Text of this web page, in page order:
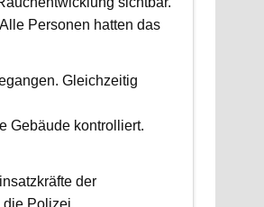
Personen hatten das
Gleichzeitig
Gebäude kontrolliert.
der